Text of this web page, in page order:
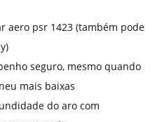
aero psr 1423 (também pode
seguro, mesmo quando
mais baixas
do aro com